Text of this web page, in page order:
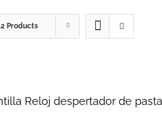
Products
Reloj despertador de